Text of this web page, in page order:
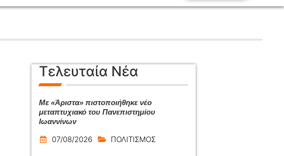
Τελευταία Νέα
Με «Άριστα» πιστοποιήθηκε νέο
μεταπτυχιακό του Πανεπιστημίου
Ιωαννίνων
07/08/2026 ΠΟΛΙΤΙΣΜΟΣ